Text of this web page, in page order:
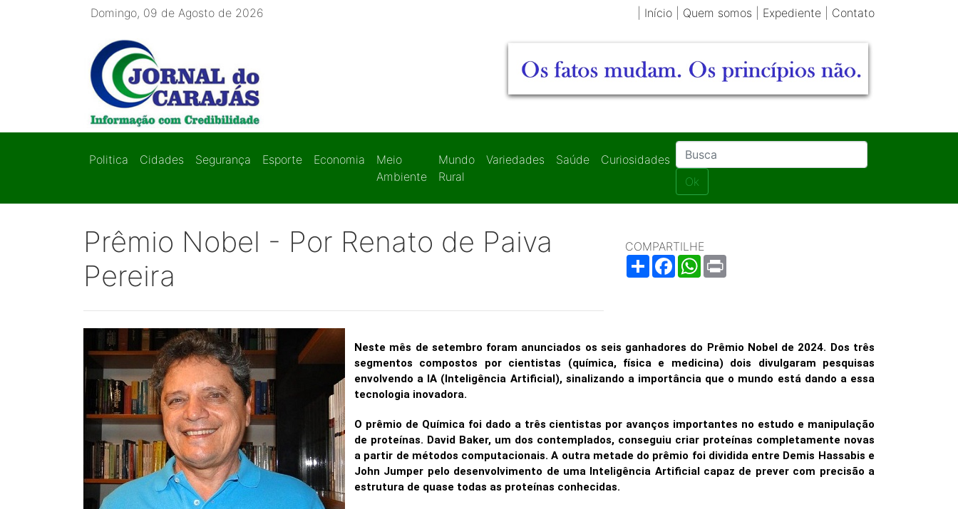
Domingo, 09 de Agosto de 2026 Início Quem somos Expediente Contato
Politica Cidades Segurança Esporte Economia
Meio
Ambiente
Mundo
Rural
Variedades Saúde
Curiosidades
Ok
Prêmio Nobel - Por Renato de Paiva
Pereira
COMPARTILHE
ShareFacebookWhatsApp
Neste mês de setembro foram anunciados os seis ganhadores do Prêmio Nobel de 2024. Dos três
segmentos compostos por cientistas (química, física e medicina) dois divulgaram pesquisas
envolvendo a IA (Inteligência Artificial), sinalizando a importância que o mundo está dando a essa
tecnologia inovadora.
O prêmio de Química foi dado a três cientistas por avanços importantes no estudo e manipulação
de proteínas. David Baker, um dos contemplados, conseguiu criar proteínas completamente novas
a partir de métodos computacionais. A outra metade do prêmio foi dividida entre Demis Hassabis e
John Jumper pelo desenvolvimento de uma Inteligência Artificial capaz de prever com precisão a
estrutura de quase todas as proteínas conhecidas.